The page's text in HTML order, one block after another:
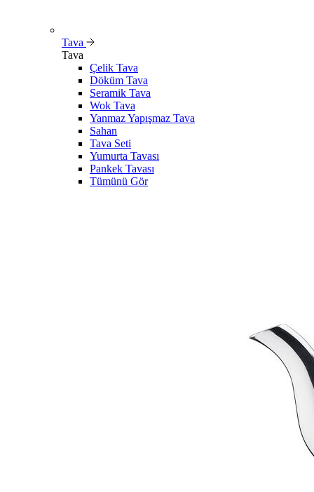
Tava
Tava
Çelik Tava
Döküm Tava
Seramik Tava
Wok Tava
Yanmaz Yapışmaz Tava
Sahan
Tava Seti
Yumurta Tavası
Pankek Tavası
Tümünü Gör